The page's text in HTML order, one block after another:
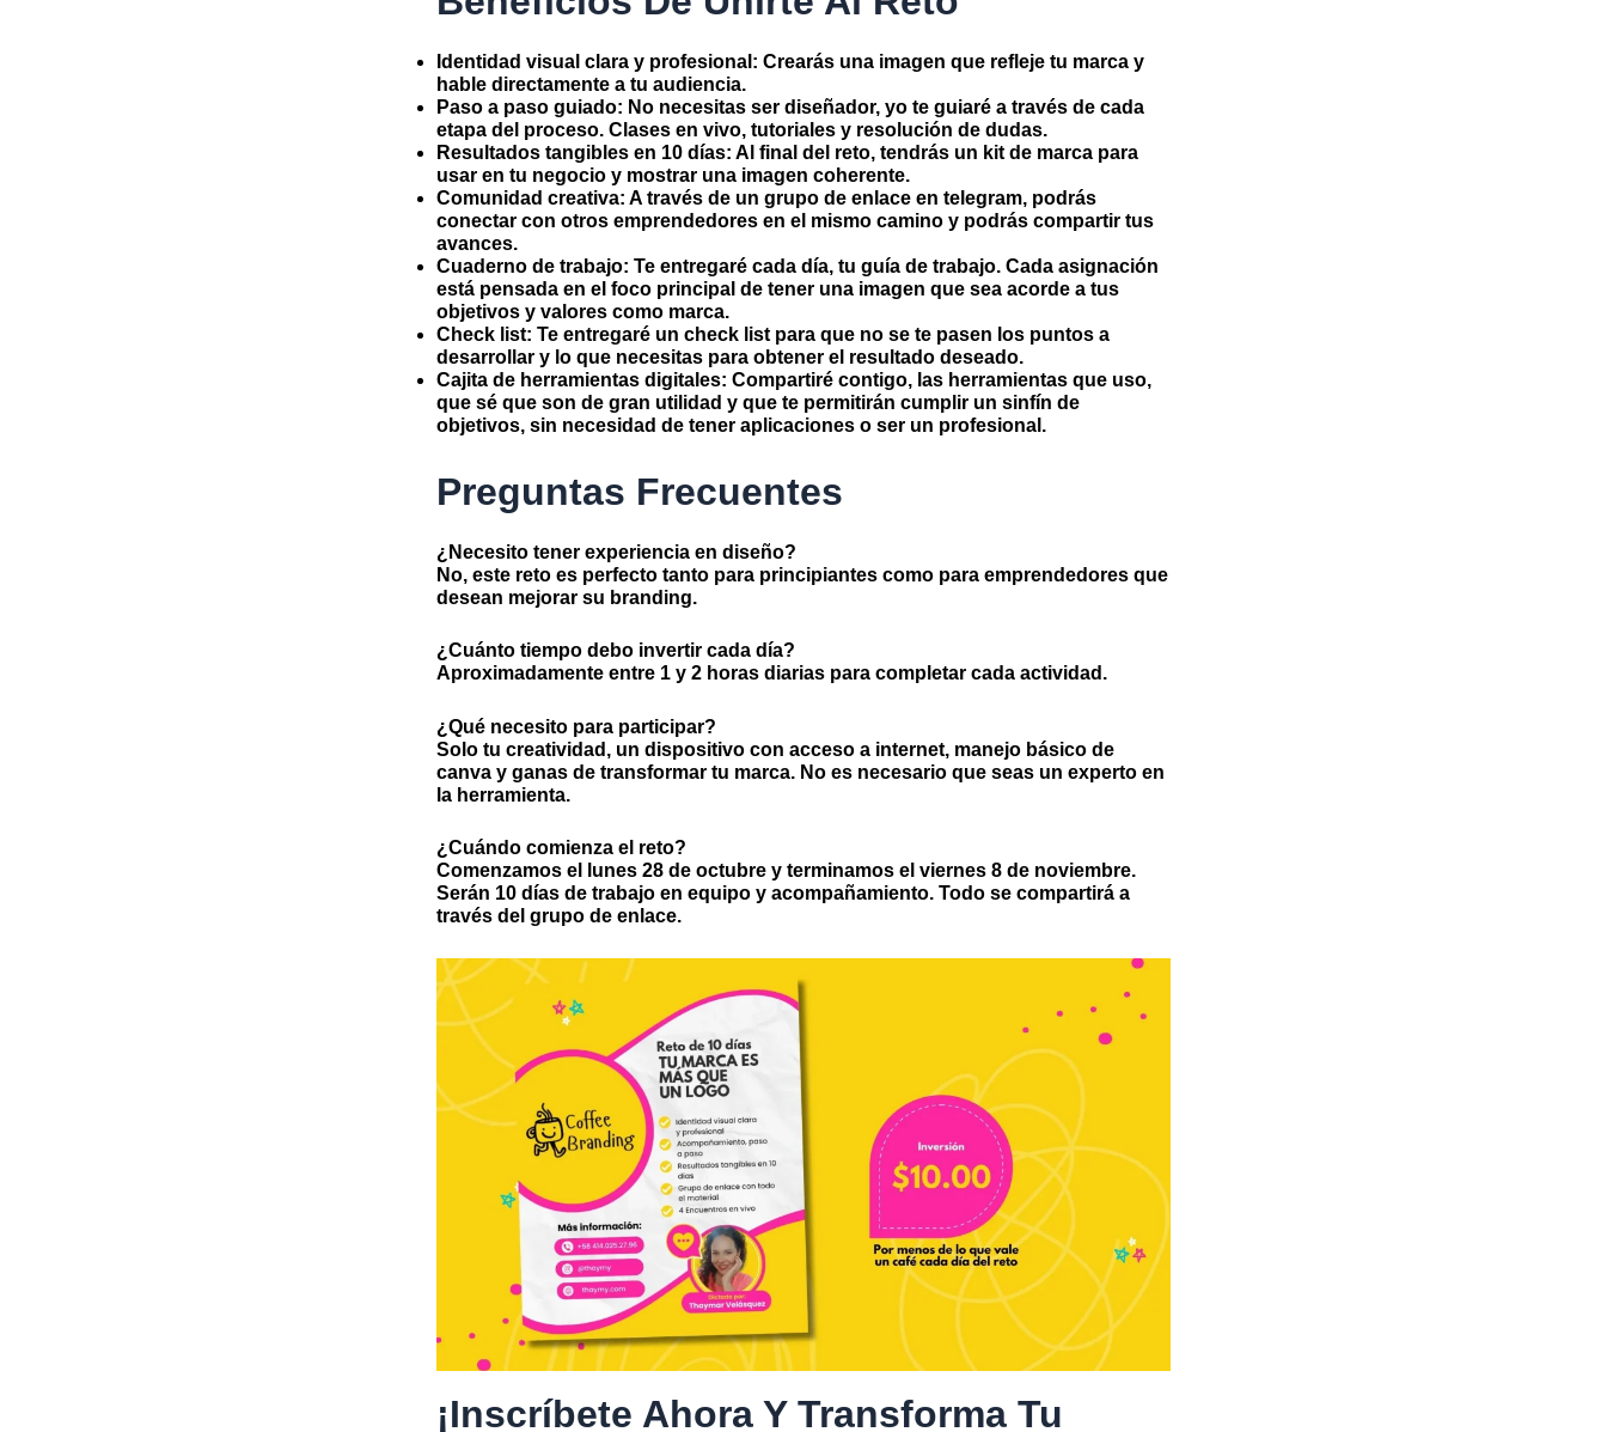
Identidad visual clara y profesional : Crearás una imagen que refleje tu marca y
hable directamente a tu audiencia.
Paso a paso guiado: No necesitas ser diseñador, yo te guiaré a través de cada
etapa del proceso. Clases en vivo, tutoriales y resolución de dudas.
Resultados tangibles en 10 días: Al final del reto, tendrás un kit de marca para
usar en tu negocio y mostrar una imagen coherente.
Comunidad creativa: A través de un grupo de enlace en telegram, podrás
conectar con otros emprendedores en el mismo camino y podrás compartir tus
avances.
Cuaderno de trabajo: Te entregaré cada día, tu guía de trabajo. Cada asignación
está pensada en el foco principal de tener una imagen que sea acorde a tus
objetivos y valores como marca.
Check list: Te entregaré un check list para que no se te pasen los puntos a
desarrollar y lo que necesitas para obtener el resultado deseado.
Cajita de herramientas digitales: Compartiré contigo, las herramientas que uso,
que sé que son de gran utilidad y que te permitirán cumplir un sinfín de
objetivos, sin necesidad de tener aplicaciones o ser un profesional.
Preguntas Frecuentes
¿Necesito tener experiencia en diseño?
No, este reto es perfecto tanto para principiantes como para emprendedores que
desean mejorar su branding.
¿Cuánto tiempo debo invertir cada día?
Aproximadamente entre 1 y 2 horas diarias para completar cada actividad.
¿Qué necesito para participar?
Solo tu creatividad, un dispositivo con acceso a internet, manejo básico de
canva y ganas de transformar tu marca. No es necesario que seas un experto en
la herramienta.
¿Cuándo comienza el reto?
Comenzamos el
lunes 28 de octubre y terminamos el viernes 8 de noviembre.
Serán 10 días de trabajo en equipo y acompañamiento. Todo se compartirá a
través del grupo de enlace.
¡Inscríbete Ahora Y Transforma Tu